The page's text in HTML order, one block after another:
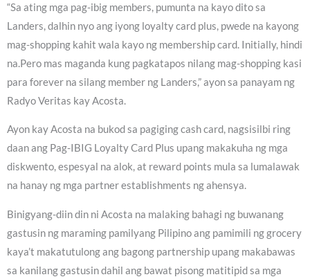
“Sa ating mga pag-ibig members, pumunta na kayo dito sa
Landers, dalhin nyo ang iyong loyalty card plus, pwede na kayong
mag-shopping kahit wala kayo ng membership card. Initially, hindi
na.Pero mas maganda kung pagkatapos nilang mag-shopping kasi
para forever na silang member ng Landers,” ayon sa panayam ng
Radyo Veritas kay Acosta.
Ayon kay Acosta na bukod sa pagiging cash card, nagsisilbi ring
daan ang Pag-IBIG Loyalty Card Plus upang makakuha ng mga
diskwento, espesyal na alok, at reward points mula sa lumalawak
na hanay ng mga partner establishments ng ahensya.
Binigyang-diin din ni Acosta na malaking bahagi ng buwanang
gastusin ng maraming pamilyang Pilipino ang pamimili ng grocery
kaya’t makatutulong ang bagong partnership upang makabawas
sa kanilang gastusin dahil ang bawat pisong matitipid sa mga